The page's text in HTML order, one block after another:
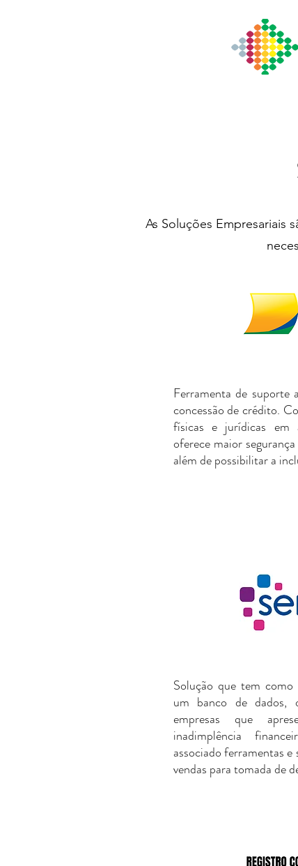
As Soluções Empresariais
Ferramenta de suporte
concessão de crédito.
físicas e jurídicas em
oferece maior
além de possibilitar a
Solução que tem
um banco de dados,
empresas que
inadimplência
associado ferramentas
vendas para tomada de